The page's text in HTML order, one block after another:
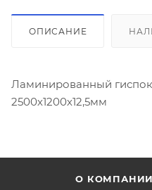
ОПИСАНИЕ
Ламинированный
2500х1200х12,5мм
О КОМПАНИИ